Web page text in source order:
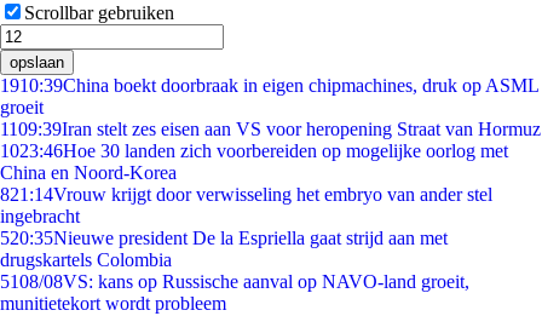
Scrollbar gebruiken
opslaan
1910:39China boekt doorbraak in eigen chipmachines, druk op ASML
groeit
1109:39Iran stelt zes eisen aan VS voor heropening Straat van Hormuz
1023:46Hoe 30 landen zich voorbereiden op mogelijke oorlog met
China en Noord-Korea
821:14Vrouw krijgt door verwisseling het embryo van ander stel
ingebracht
520:35Nieuwe president De la Espriella gaat strijd aan met
drugskartels Colombia
5108/08VS: kans op Russische aanval op NAVO-land groeit,
munitietekort wordt probleem